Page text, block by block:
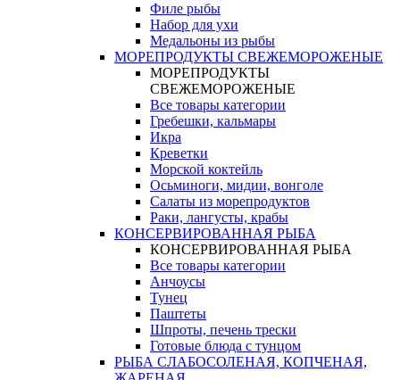
Филе рыбы
Набор для ухи
Медальоны из рыбы
МОРЕПРОДУКТЫ СВЕЖЕМОРОЖЕНЫЕ
МОРЕПРОДУКТЫ
СВЕЖЕМОРОЖЕНЫЕ
Все товары категории
Гребешки, кальмары
Икра
Креветки
Морской коктейль
Осьминоги, мидии, вонголе
Салаты из морепродуктов
Раки, лангусты, крабы
КОНСЕРВИРОВАННАЯ РЫБА
КОНСЕРВИРОВАННАЯ РЫБА
Все товары категории
Анчоусы
Тунец
Паштеты
Шпроты, печень трески
Готовые блюда с тунцом
РЫБА СЛАБОСОЛЕНАЯ, КОПЧЕНАЯ,